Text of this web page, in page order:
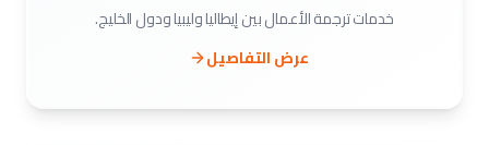
خدمات ترجمة الأعمال بين إيطاليا وليبيا ودول الخليج.
عرض التفاصيل